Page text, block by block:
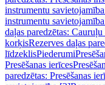
instrumentu
instrumentu
daļas paredzētas:
korķisRezerves daļas
līdzeklisPiederumi
Presēšanas ierīces
paredzētas: Presēšanas